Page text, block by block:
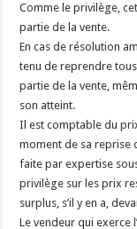
Comme le privilège,
partie de la vente.
En cas de résolution
tenu de reprendre
partie de la vente,
son atteint.
Il est comptable du
moment de sa reprise
faite par expertise
privilège sur les prix
surplus, s’il y en a,
Le vendeur qui exerce